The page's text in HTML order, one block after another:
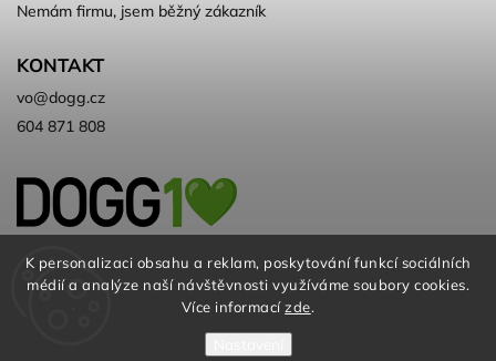
K personalizaci obsahu a reklam, poskytování funkcí sociálních
médií a analýze naší návštěvnosti využíváme soubory cookies.
Více informacízde.
Nemám firmu, jsem běžný zákazník
KONTAKT
vo@dogg.cz
604 871 808
Velkoobchod kvalitních a ♻️eko
chovatelských potřeb. Už 10 let